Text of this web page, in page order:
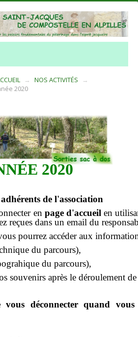
→ NOS ACTIVITÉS
→
2020
2020
de l'association
en page d'accueil en
reçues dans un email du
pourrez accéder aux
du parcours),
du parcours),
souvenirs après le déroulement
vous déconnecter quand